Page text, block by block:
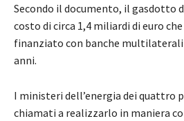
Secondo il documento, il gasdotto
costo di circa 1,4 miliardi di euro
finanziato con banche
anni.
I ministeri dell’energia dei quattro
chiamati a realizzarlo in maniera